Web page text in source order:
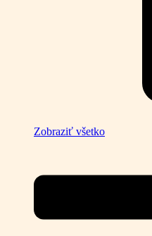
Zobraziť všetko